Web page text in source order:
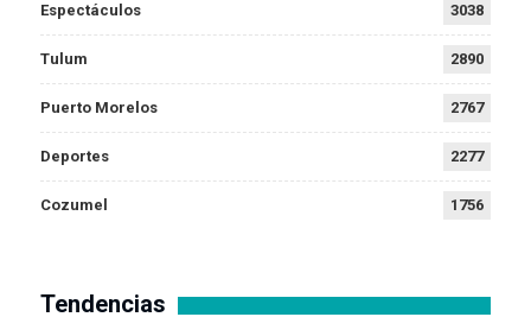
Espectáculos 3038
Tulum 2890
Puerto Morelos 2767
Deportes 2277
Cozumel 1756
Tendencias